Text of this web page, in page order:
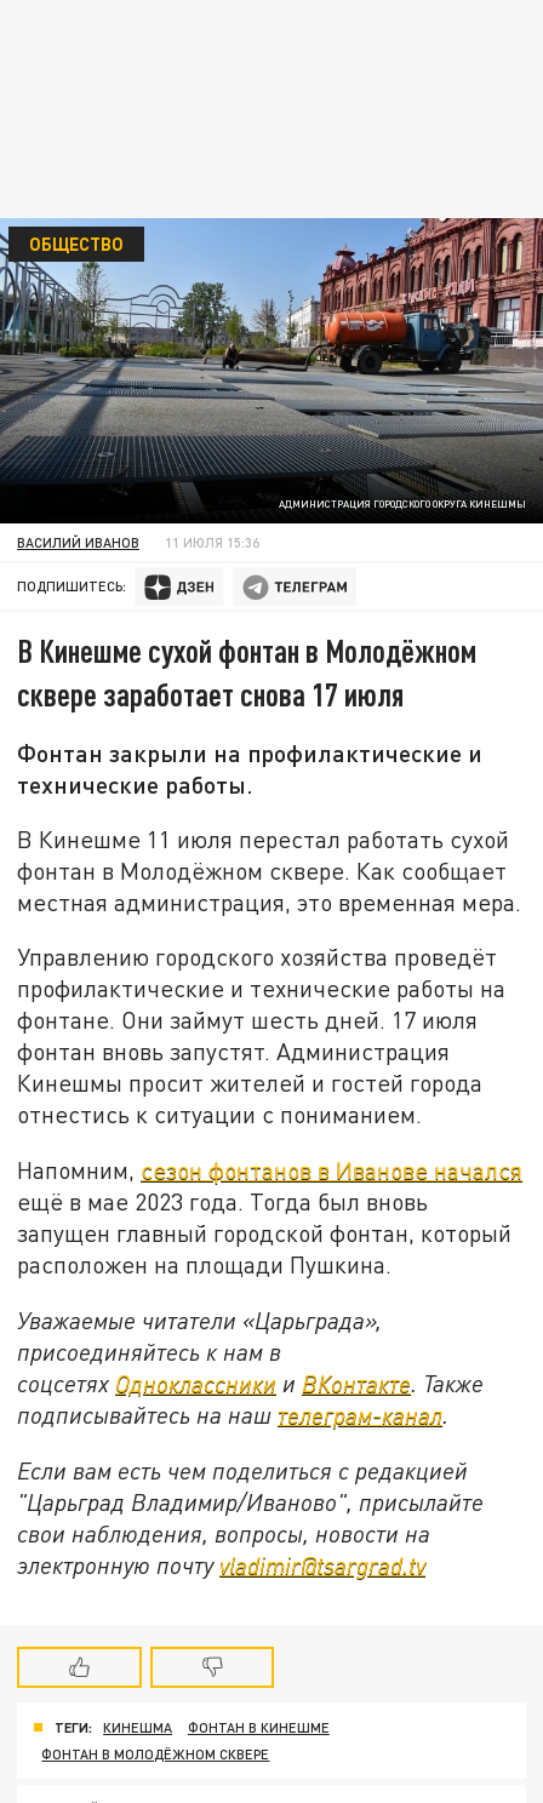
АДМИНИСТРАЦИЯ ГОРОДСКОГО ОКРУГА КИНЕШМЫ
ОБЩЕСТВО
ВАСИЛИЙ ИВАНОВ 11 ИЮЛЯ 15:36
ПОДПИШИТЕСЬ:
В Кинешме сухой фонтан в Молодёжном
сквере заработает снова 17 июля
Фонтан закрыли на профилактические и
технические работы.
В Кинешме 11 июля перестал работать сухой
фонтан в Молодёжном сквере. Как сообщает
местная администрация, это временная мера.
Управлению городского хозяйства проведёт
профилактические и технические работы на
фонтане. Они займут шесть дней. 17 июля
фонтан вновь запустят. Администрация
Кинешмы просит жителей и гостей города
отнестись к ситуации с пониманием.
Напомним, сезон фонтанов в Иванове начался
ещё в мае 2023 года. Тогда был вновь
запущен главный городской фонтан, который
расположен на площади Пушкина.
Уважаемые читатели «Царьграда»,
присоединяйтесь к нам в
соцсетях Одноклассники и ВКонтакте. Также
подписывайтесь на наш телеграм-канал.
Если вам есть чем поделиться с редакцией
"Царьград Владимир/Иваново", присылайте
свои наблюдения, вопросы, новости на
электронную почту vladimir@tsargrad.tv
ТЕГИ: КИНЕШМА
ФОНТАН В КИНЕШМЕ
ФОНТАН В МОЛОДЁЖНОМ СКВЕРЕ